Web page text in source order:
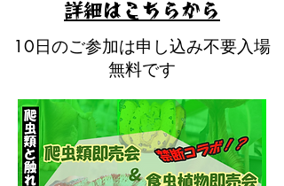
10日のご参加は申し込み不要入場
無料です
​詳細はこちらから